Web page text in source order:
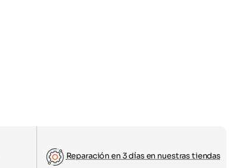
Reparación en 3 días en nuestras tiendas